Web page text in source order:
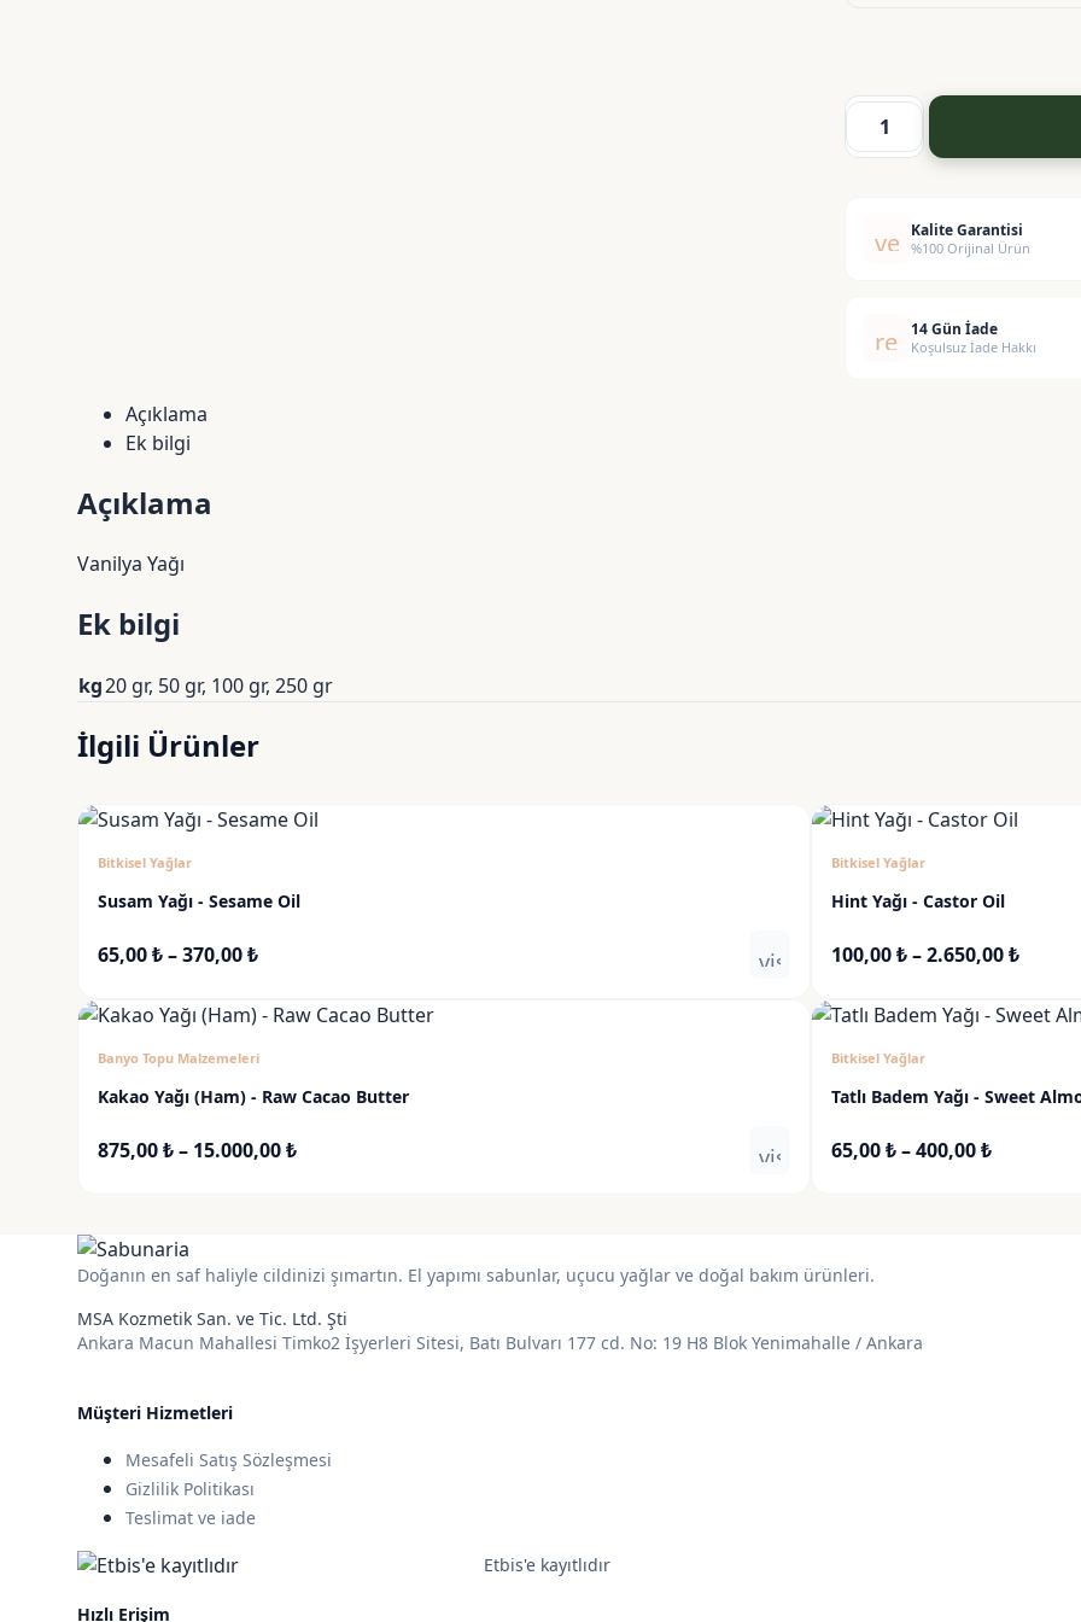
Vanilya
verified
Kalite Garantisi
%100 Orijinal Ürün
replay14 Gün İade
Koşulsuz İade Hakkı
Açıklama
Ek bilgi
Açıklama
Vanilya Yağı
Ek bilgi
kg20 gr, 50 gr, 100 gr, 250 gr
İlgili Ürünler
Bitkisel Yağlar
Susam Yağı - Sesame Oil
65,00₺–370,00₺Fiyat
65,00 ₺
370,00 ₺
visibility
Bitkisel Yağlar
Hint Yağı - Castor Oil
100,00₺–2.650,00₺Fiyat
Banyo Topu Malzemeleri
Kakao Yağı (Ham) - Raw Cacao Butter
875,00₺– 15.000,00₺Fiyat
15.000,00 ₺
visibility
Bitkisel Yağlar
Tatlı Badem Yağı - Sweet
65,00₺–400,00₺Fiyat
Doğanın en saf haliyle cildinizi şımartın. El yapımı sabunlar, uçucu yağlar ve doğal bakım ürünleri.
MSA Kozmetik San. ve Tic. Ltd. Şti
Ankara Macun Mahallesi Timko2 İşyerleri Sitesi, Batı Bulvarı 177 cd. No: 19 H8 Blok Yenimahalle / Ankara
Müşteri Hizmetleri
Mesafeli Satış Sözleşmesi
Gizlilik Politikası
Teslimat ve iade
Etbis'e kayıtlıdır
Hızlı Erişim